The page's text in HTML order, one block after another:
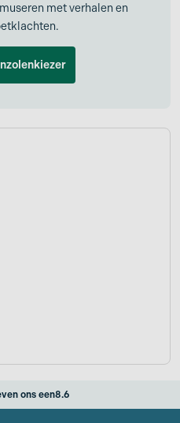
met verhalen en
ons een8.6